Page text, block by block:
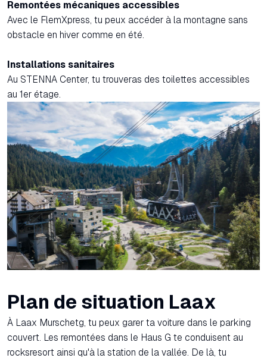
Remontées mécaniques accessibles
Avec le FlemXpress, tu peux accéder à la montagne sans
obstacle en hiver comme en été.
Installations sanitaires
Au STENNA Center, tu trouveras des toilettes accessibles
au 1er étage.
Plan de situation Laax
À Laax Murschetg, tu peux garer ta voiture dans le parking
couvert. Les remontées dans le Haus G te conduisent au
rocksresort ainsi qu'à la station de la vallée. De là, tu